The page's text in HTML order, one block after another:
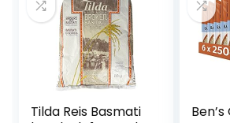
Tilda Reis Basmati